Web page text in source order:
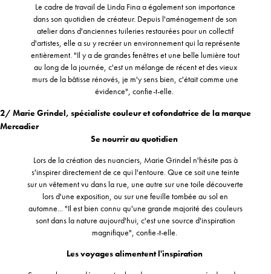
Le cadre de travail de Linda Fina a également son importance
dans son quotidien de créateur. Depuis l'aménagement de son
atelier dans d'anciennes tuileries restaurées pour un collectif
d'artistes, elle a su y recréer un environnement qui la représente
entièrement. "Il y a de grandes fenêtres et une belle lumière tout
au long de la journée, c'est un mélange de récent et des vieux
murs de la bâtisse rénovés, je m'y sens bien, c'était comme une
évidence", confie-t-elle.
2/ Marie Grindel, spécialiste couleur et cofondatrice de la marque
Mercadier
Se nourrir au quotidien
Lors de la création des nuanciers, Marie Grindel n'hésite pas à
s'inspirer directement de ce qui l'entoure. Que ce soit une teinte
sur un vêtement vu dans la rue, une autre sur une toile découverte
lors d'une exposition, ou sur une feuille tombée au sol en
automne... "Il est bien connu qu'une grande majorité des couleurs
sont dans la nature aujourd'hui, c'est une source d'inspiration
magnifique", confie-t-elle.
Les voyages alimentent l'inspiration